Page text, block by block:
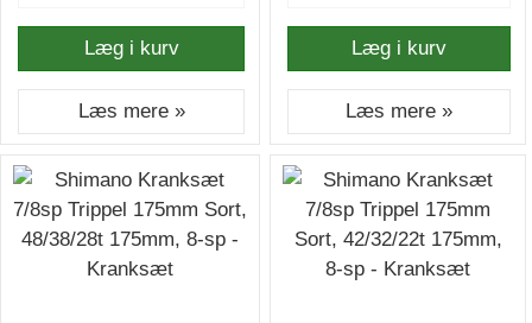
Læg i kurv
Læs mere »
Læg i kurv
Læs mere »